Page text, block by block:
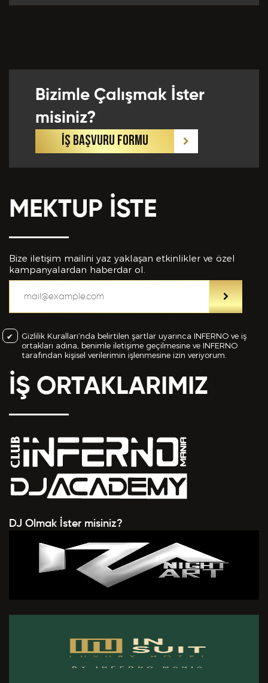
Bizimle Çalışmak İster
misiniz?
İŞ BAŞVURU FORMU
MEKTUP İSTE
Bize iletişim mailini yaz yaklaşan etkinlikler ve özel
kampanyalardan haberdar ol.
Gizlilik Kuralları’nda belirtilen şartlar uyarınca INFERNO ve iş
ortakları adına, benimle iletişime geçilmesine ve INFERNO
tarafından kişisel verilerimin işlenmesine izin veriyorum.
İŞ ORTAKLARIMIZ
DJ Olmak İster misiniz?
Eklemek İstedikleriniz *
CV EKLE
eksiksiz olarak tarafımdan doldurulduğunu, bu
bilgiler içinde esasa etki yapan herhangi bir eksiklik
veya yanlışlık olması ve bu durumun tespiti halinde
bunun Hizmet Sözleşmemin feshedilmesi için bir
sebep olanağını anlayarak kabul ettiğimi beyan
ederim.
BAŞVURUMU GÖNDER